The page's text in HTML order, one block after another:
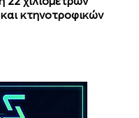
κτηνοτροφικών